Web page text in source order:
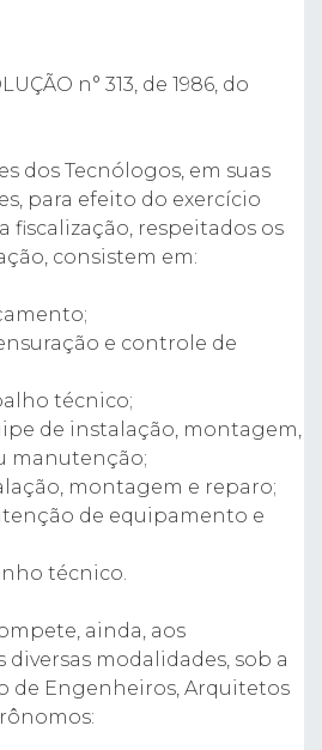
n° 313, de 1986, do
dos Tecnólogos, em suas
para efeito do exercício
fiscalização, respeitados os
consistem em:
e controle de
técnico;
de instalação, montagem,
manutenção;
montagem e reparo;
de equipamento e
técnico.
ainda, aos
diversas modalidades, sob a
de Engenheiros, Arquitetos